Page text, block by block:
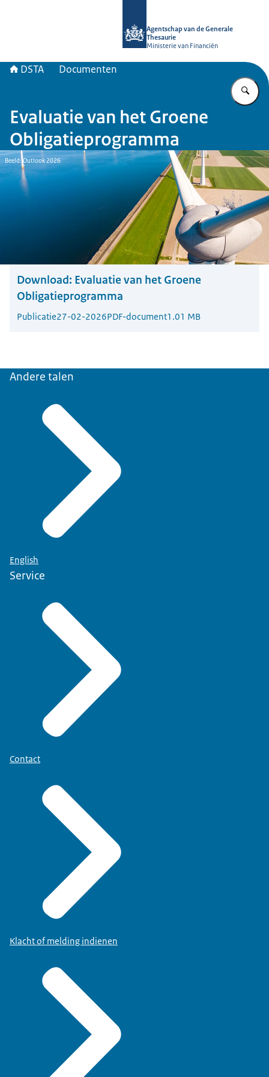
Agentschap van de Generale
Thesaurie
Ministerie van Financiën
DSTA Documenten
Evaluatie van het Groene
Obligatieprogramma
Beeld: Outlook 2026
Download: Evaluatie van het Groene
Obligatieprogramma
Publicatie27-02-2026PDF-document1.01 MB
Andere talen
English
Service
Contact
Klacht of melding indienen